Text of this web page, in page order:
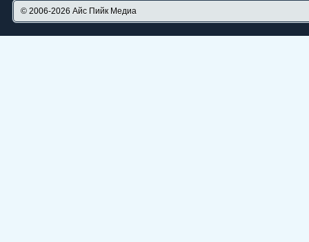
© 2006-2026 Айс Пийк Медиа